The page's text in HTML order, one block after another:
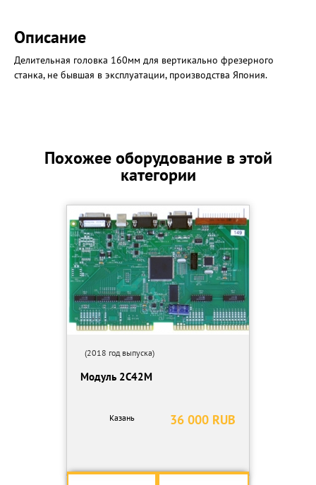
Описание
Делительная головка 160мм для вертикально фрезерного
станка, не бывшая в эксплуатации, производства Япония.
Похожее оборудование в этой
категории
(2018 год выпуска)
Модуль 2С42М
36 000 RUB
Казань